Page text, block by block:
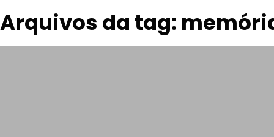
Arquivos da tag: